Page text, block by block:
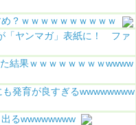
？ｗｗｗｗｗｗｗｗｗｗ
「ヤンマガ」表紙に！ ファ
結果ｗｗｗｗｗｗｗｗwwww
も発育が良すぎるwwwwwwww
るwwwwwwww